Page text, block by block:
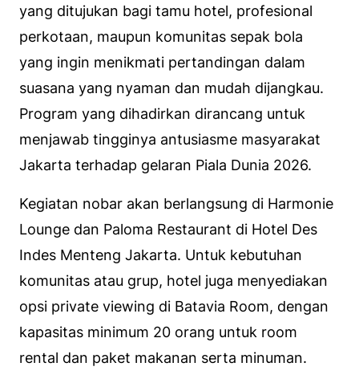
yang ditujukan bagi tamu hotel, profesional
perkotaan, maupun komunitas sepak bola
yang ingin menikmati pertandingan dalam
suasana yang nyaman dan mudah dijangkau.
Program yang dihadirkan dirancang untuk
menjawab tingginya antusiasme masyarakat
Jakarta terhadap gelaran Piala Dunia 2026.
Kegiatan nobar akan berlangsung di Harmonie
Lounge dan Paloma Restaurant di Hotel Des
Indes Menteng Jakarta. Untuk kebutuhan
komunitas atau grup, hotel juga menyediakan
opsi private viewing di Batavia Room, dengan
kapasitas minimum 20 orang untuk room
rental dan paket makanan serta minuman.